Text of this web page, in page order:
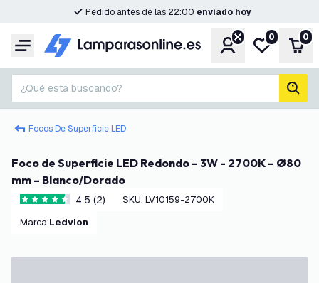
Pedido antes de las 22:00 enviado hoy
Menú CuentaMi lista de
0 0
¿Qué está buscando?
Focos De Superficie LED
Foco de Superficie LED Redondo – 3W - 2700K – Ø80
mm – Blanco/Dorado
4.5 estrellas de puntuación
4.5 (2) SKU: LV10159-2700K
Marca: Ledvion